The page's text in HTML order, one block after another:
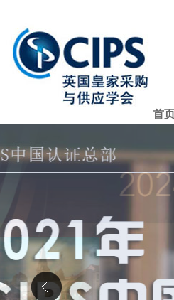
首